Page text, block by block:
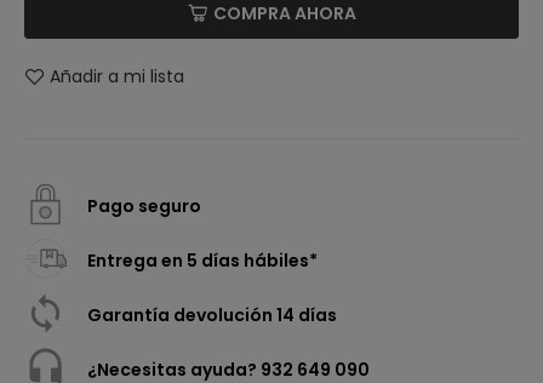
COMPRA AHORA
Añadir a mi lista
Pago seguro
Entrega en 5 días hábiles*
Garantía devolución 14 días
¿Necesitas ayuda? 932 649 090